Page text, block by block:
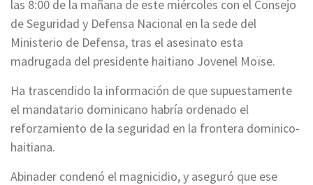
las 8:00 de la mañana de este miércoles con el Consejo
de Seguridad y Defensa Nacional en la sede del
Ministerio de Defensa, tras el asesinato esta
madrugada del presidente haitiano Jovenel Moïse.
Ha trascendido la información de que supuestamente
el mandatario dominicano habría ordenado el
reforzamiento de la seguridad en la frontera dominico-
haitiana.
Abinader condenó el magnicidio, y aseguró que ese